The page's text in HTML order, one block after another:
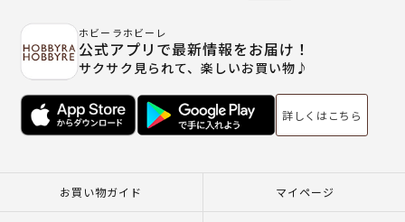
ホビーラホビーレ
公式アプリで最新情報をお届け！
サクサク見られて、楽しいお買い物♪
詳しくはこちら
お買い物ガイド マイページ